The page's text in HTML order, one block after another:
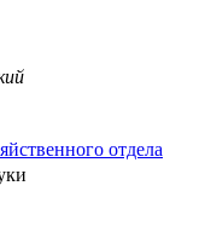
отдела